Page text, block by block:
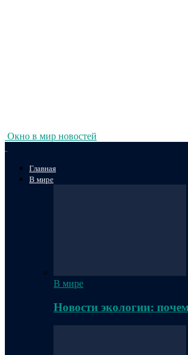
Окно в мир новостей
Главная
В мире
В мире
Новости экологии: